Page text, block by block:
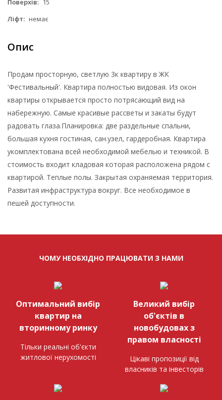
Поверхів: 15
Ліфт: немає
Опис
Продам просторную, светлую 3к квартиру в ЖК
'Фестивальный'. Квартира полностью видовая. Из окон
квартиры открывается просто потрясающий вид на
набережную. Самые красивые рассветы и закаты будут
радовать глаза.Планировка: две раздельные спальни,
большая кухня гостиная, сан.узел, гардеробная. Квартира
укомплектована всей необходимой мебелью и техникой. В
стоимость входит кладовая которая расположена рядом с
квартирой. Теплые полы. Закрытая охраняемая территория.
Развитая инфраструктура вокруг. Все необходимое в
пешей доступности.
ЧОМУ НЕОБХІДНО ПРАЦЮВАТИ З НАМИ
Оптимальний вибір
квартир на
вторинному ринку
Тільки реальні об'єкти
житлової нерухомості
Великий вибір
об'єктів в
новобудовах з
правом власності
Цікаві пропозиції від
власників та інвесторів